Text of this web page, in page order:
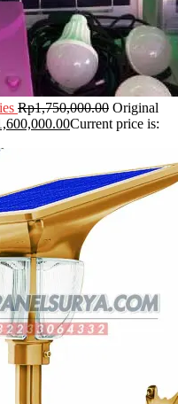
Rp1,750,000.00 Original
Current price is: